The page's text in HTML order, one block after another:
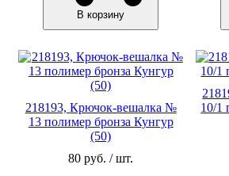
В корзину
218193, Крючок-вешалка №
13 полимер бронза Кунгур
(50)
80 руб. / шт.
10/1